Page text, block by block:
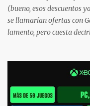
(bueno, esos descuentos
se llamarían ofertas con
lamento, pero cuesta
jugarlos y mantener un
Xbox, y tenemos un
necesitas una mano con
o en vídeo para que se